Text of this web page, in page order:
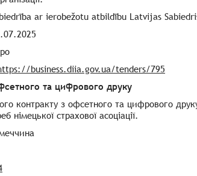
ar ierobežotu atbildību Latvijas
business.diia.gov.ua/tenders/795
та цифрового друку
контракту з офсетного та цифрового
страхової асоціації.